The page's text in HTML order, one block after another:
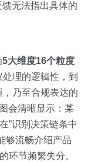
馈无法指出具体的
5大维度16个粒度
理的逻辑性，到
乃至合规表达的
会清晰显示：某
”识别决策链条中
够流畅介绍产品
环节频繁失分。